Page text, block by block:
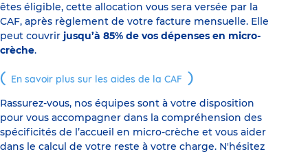
êtes éligible, cette allocation vous sera versée par la
CAF, après règlement de votre facture mensuelle. Elle
peut couvrir jusqu’à 85% de vos dépenses en micro-
crèche.
En savoir plus sur les aides de la CAF
Rassurez-vous, nos équipes sont à votre disposition
pour vous accompagner dans la compréhension des
spécificités de l’accueil en micro-crèche et vous aider
dans le calcul de votre reste à votre charge. N'hésitez